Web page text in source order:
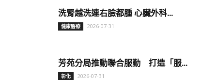
洗腎越洗連右臉都腫 心臟外科...
健康醫療 2026-07-31
芳苑分局推動聯合服勤 打造「服...
彰化 2026-07-31